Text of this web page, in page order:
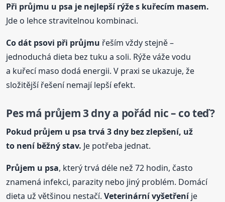
Při průjmu u psa je nejlepší rýže s kuřecím masem.
Jde o lehce stravitelnou kombinaci.
Co dát psovi při průjmu řeším vždy stejně –
jednoduchá dieta bez tuku a soli. Rýže váže vodu
a kuřecí maso dodá energii. V praxi se ukazuje, že
složitější řešení nemají lepší efekt.
Pes má průjem 3 dny a pořád nic – co teď?
Pokud průjem u psa trvá 3 dny bez zlepšení, už
to není běžný stav. Je potřeba jednat.
Průjem u psa, který trvá déle než 72 hodin, často
znamená infekci, parazity nebo jiný problém. Domácí
dieta už většinou nestačí.Veterinární vyšetřeníje